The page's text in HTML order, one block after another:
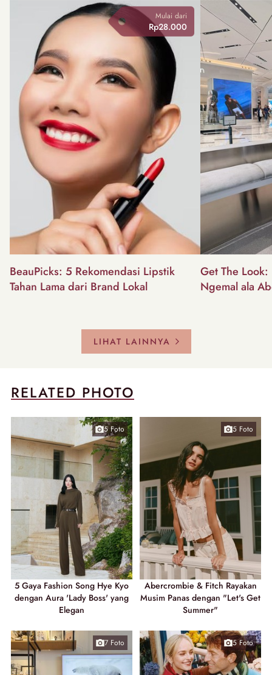
Mulai dari
Rp28.000
BeauPicks: 5 Rekomendasi Lipstik
Tahan Lama dari Brand Lokal
Get The
Ngemal ala
LIHAT LAINNYA
RELATED PHOTO
5 Foto
5 Gaya Fashion Song Hye Kyo
dengan Aura 'Lady Boss' yang
Elegan
5 Foto
Abercrombie & Fitch Rayakan
Musim Panas dengan "Let's Get
Summer"
7 Foto 5 Foto